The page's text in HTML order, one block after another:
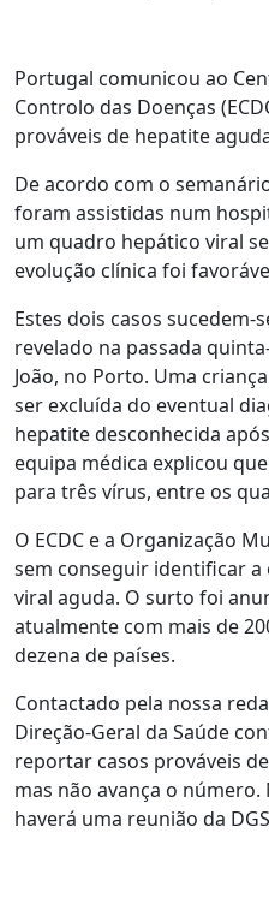
Portugal comunicou ao
Controlo das Doenças
prováveis de hepatite
De acordo com o
foram assistidas num
um quadro hepático viral
evolução clínica foi
Estes dois casos
revelado na passada
João, no Porto. Uma
ser excluída do eventual
hepatite desconhecida
equipa médica explicou
para três vírus, entre os
O ECDC e a Organização
sem conseguir identificar
viral aguda. O surto foi
atualmente com mais de
dezena de países.
Contactado pela nossa
Direção-Geral da Saúde
reportar casos prováveis
mas não avança o
haverá uma reunião da